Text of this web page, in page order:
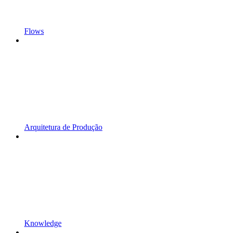
Flows
Arquitetura de Produção
Knowledge